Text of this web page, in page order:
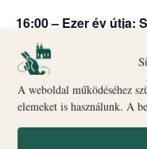
A weboldal működéséhez
elemeket is használunk. A
16:00 – Ezer év útja:
altemplom és Szent
Indulás:
🎟Jegyvásárlásés
ajándékboltjában